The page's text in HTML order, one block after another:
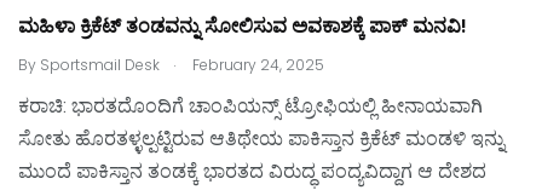
ಮಹಿಳಾ ಕ್ರಿಕೆಟ್‌ ತಂಡವನ್ನು ಸೋಲಿಸುವ ಅವಕಾಶಕ್ಕೆ ಪಾಕ್ ಮನವಿ!
By Sportsmail Desk . February 24, 2025
ಕರಾಚಿ: ಭಾರತದೊಂದಿಗೆ ಚಾಂಪಿಯನ್ಸ್‌ ಟ್ರೋಫಿಯಲ್ಲಿ ಹೀನಾಯವಾಗಿ
ಸೋತು ಹೊರತಳ್ಳಲ್ಪಟ್ಟಿರುವ ಆತಿಥೇಯ ಪಾಕಿಸ್ತಾನ ಕ್ರಿಕೆಟ್‌ ಮಂಡಳಿ ಇನ್ನು
ಮುಂದೆ ಪಾಕಿಸ್ತಾನ ತಂಡಕ್ಕೆ ಭಾರತದ ವಿರುದ್ಧ ಪಂದ್ಯವಿದ್ದಾಗ ಆ ದೇಶದ